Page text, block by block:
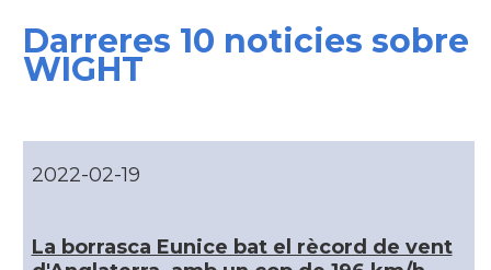
CAMON Catalans a CHELTENHAM
CAMON
Darreres 10 noticies sobre
WIGHT
2022-02-19
La borrasca Eunice bat el rècord de vent